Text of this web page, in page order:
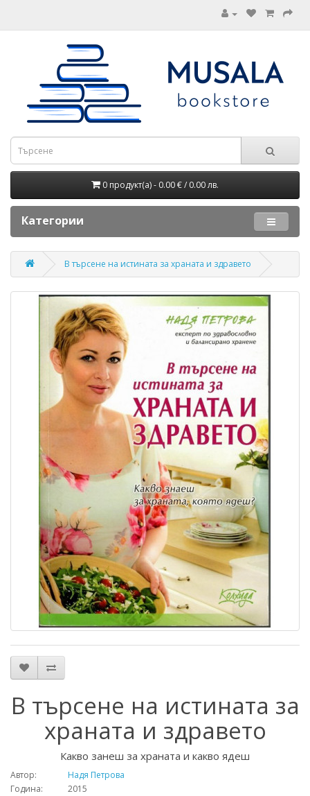
0 продукт(а) - 0.00 € / 0.00 лв.
Категории
В търсене на истината за храната и здравето
В търсене на истината за
храната и здравето
Какво занеш за храната и какво ядеш
Автор:
Надя Петрова
Година: 2015